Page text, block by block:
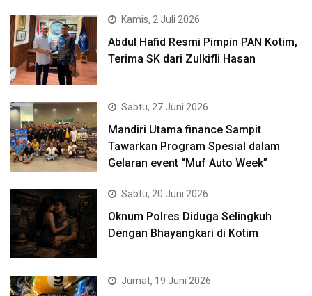
Kamis, 2 Juli 2026
Abdul Hafid Resmi Pimpin PAN Kotim,
Terima SK dari Zulkifli Hasan
Sabtu, 27 Juni 2026
Mandiri Utama finance Sampit
Tawarkan Program Spesial dalam
Gelaran event “Muf Auto Week”
Sabtu, 20 Juni 2026
Oknum Polres Diduga Selingkuh
Dengan Bhayangkari di Kotim
Jumat, 19 Juni 2026